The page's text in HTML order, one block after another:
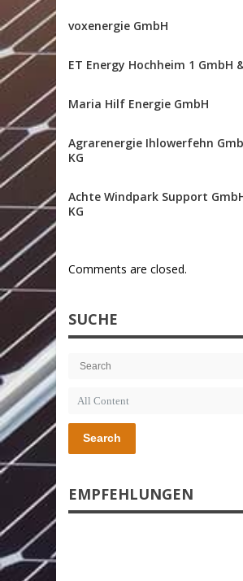
voxenergie GmbH
ET Energy Hochheim 1 GmbH
Maria Hilf Energie GmbH
Agrarenergie Ihlowerfehn
KG
Achte Windpark Support
KG
Comments are closed.
SUCHE
Search
EMPFEHLUNGEN